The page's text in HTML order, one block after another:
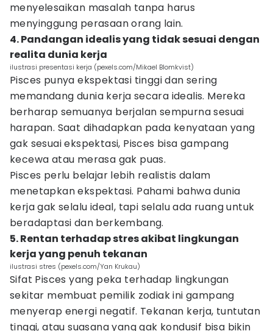
menyelesaikan masalah tanpa harus
menyinggung perasaan orang lain.
4. Pandangan idealis yang tidak sesuai dengan
realita dunia kerja
ilustrasi presentasi kerja (pexels.com/Mikael Blomkvist)
Pisces punya ekspektasi tinggi dan sering
memandang dunia kerja secara idealis. Mereka
berharap semuanya berjalan sempurna sesuai
harapan. Saat dihadapkan pada kenyataan yang
gak sesuai ekspektasi, Pisces bisa gampang
kecewa atau merasa gak puas.
Pisces perlu belajar lebih realistis dalam
menetapkan ekspektasi. Pahami bahwa dunia
kerja gak selalu ideal, tapi selalu ada ruang untuk
beradaptasi dan berkembang.
5. Rentan terhadap stres akibat lingkungan
kerja yang penuh tekanan
ilustrasi stres (pexels.com/Yan Krukau)
Sifat Pisces yang peka terhadap lingkungan
sekitar membuat pemilik zodiak ini gampang
menyerap energi negatif. Tekanan kerja, tuntutan
tinggi, atau suasana yang gak kondusif bisa bikin